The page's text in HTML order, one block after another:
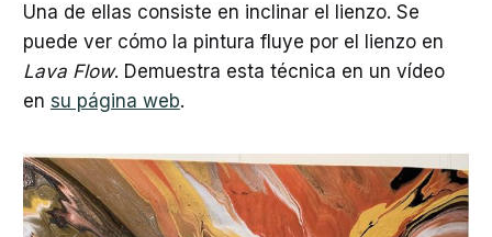
Una de ellas consiste en inclinar el lienzo. Se
puede ver cómo la pintura fluye por el lienzo en
Lava Flow. Demuestra esta técnica en un vídeo
en su página web.